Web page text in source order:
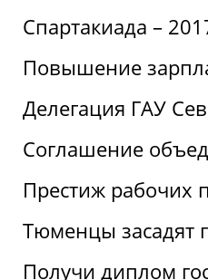
Спартакиада –
Повышение
Делегация ГАУ
Соглашение
Престиж рабочих
Тюменцы засадят
Получи диплом